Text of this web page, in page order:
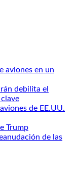
aviones en un
debilita el
de EE.UU.
Trump
de las